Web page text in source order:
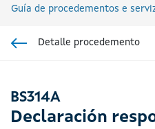
Guía de procedementos e
Detalle procedemento
BS314A
Declaración